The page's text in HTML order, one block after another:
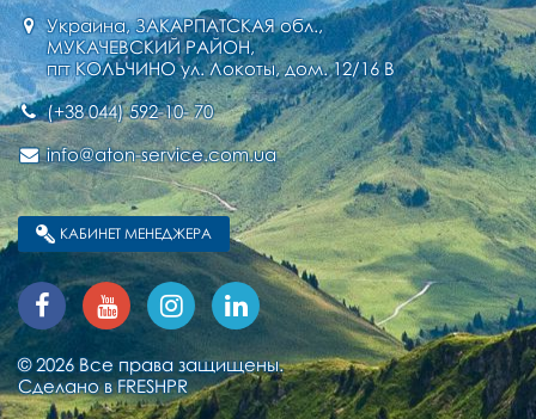
Украина, ЗАКАРПАТСКАЯ обл.,
МУКАЧЕВСКИЙ РАЙОН,
пгт КОЛЬЧИНО ул. Локоты, дом. 12/16 В
(+38 044) 592-10- 70
info@aton-service.com.ua
КАБИНЕТ МЕНЕДЖЕРА
© 2026 Все права защищены.
Сделано вFRESHPR